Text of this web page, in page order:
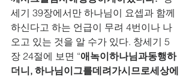
세기 39장에서만 하나님이 요셉과 함께
하신다고 하는 언급이 무려 4번이나 나
오고 있는 것을 알 수가 있다. 창세기 5
장 24절에 보면 “애녹이하나님과동행하
더니, 하나님이그를데려가시므로세상에